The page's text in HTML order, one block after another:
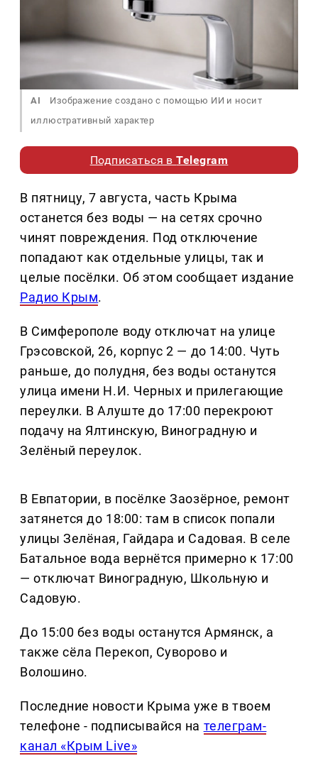
AI
Изображение создано с помощью ИИ и носит
иллюстративный характер
Подписаться вTelegram
В пятницу, 7 августа, часть Крыма
останется без воды — на сетях срочно
чинят повреждения. Под отключение
попадают как отдельные улицы, так и
целые посёлки. Об этом сообщает издание
Радио Крым.
В Симферополе воду отключат на улице
Грэсовской, 26, корпус 2 — до 14:00. Чуть
раньше, до полудня, без воды останутся
улица имени Н.И. Черных и прилегающие
переулки. В Алуште до 17:00 перекроют
подачу на Ялтинскую, Виноградную и
Зелёный переулок.
В Евпатории, в посёлке Заозёрное, ремонт
затянется до 18:00: там в список попали
улицы Зелёная, Гайдара и Садовая. В селе
Батальное вода вернётся примерно к 17:00
— отключат Виноградную, Школьную и
Садовую.
До 15:00 без воды останутся Армянск, а
также сёла Перекоп, Суворово и
Волошино.
Последние новости Крыма уже в твоем
телефоне - подписывайся на телеграм-
канал «Крым Live»